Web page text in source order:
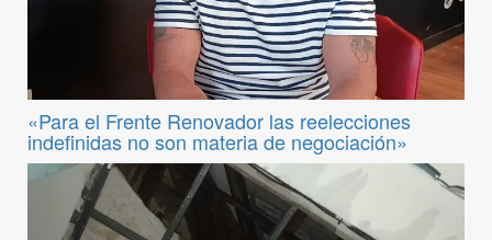
«Para el Frente Renovador las reelecciones
indefinidas no son materia de negociación»